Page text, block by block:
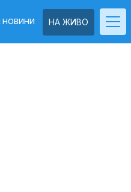
НА ЖИВО
НОВИНИ